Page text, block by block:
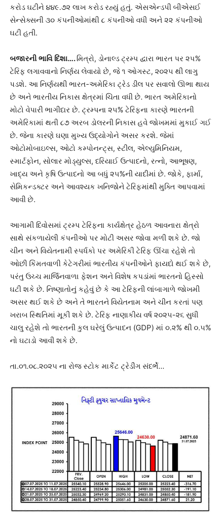
કરોડ ઘટીને ૪૪૯.૭૨ લાખ કરોડ રહ્યું હતું. એસએન્ડપી બીએસઈ
સેન્સેક્સની ૩૦ કંપનીઓમાંથી ૮ કંપનીઓ વધી અને ૨૨ કંપનીઓ
ઘટી હતી.
બજારની ભાવિ દિશા….મિત્રો, ડોનાલ્ડ ટ્રમ્પ દ્વારા ભારત પર ૨૫%
ટેરિફ લગાવવાનો નિર્ણય લેવાયો છે, જે ૧ ઓગસ્ટ, ૨૦૨૫ થી લાગુ
પડશે. આ નિર્ણયથી ભારત-અમેરિકા ટ્રેડ ડીલ પર સવાલો ઊભા થાય
છે અને ભારતીય નિકાસ ક્ષેત્રમાં ચિંતા વધી છે. ભારત અમેરિકાનો
મોટો વેપારી ભાગીદાર છે. ટ્રમ્પના ૨૫% ટેરિફના કારણે ભારતની
અમેરિકામાં થતી ૮૭ અરબ ડોલરની નિકાસ હવે જોખમમાં મુકાઈ ગઈ
છે. જેના કારણે ઘણા મુખ્ય ઉદ્યોગોને અસર કરશે. જેમાં
ઓટોમોબાઇલ્સ, ઓટો કમ્પોનન્ટ્સ, સ્ટીલ, એલ્યુમિનિયમ,
સ્માર્ટફોન, સોલાર મોડ્યુલ્સ, દરિયાઈ ઉત્પાદનો, રત્નો, આભૂષણ,
ખાદ્ય અને કૃષિ ઉત્પાદનો આ બધું ૨૫%ની યાદીમાં છે. જોકે, ફાર્મા,
સેમિકન્ડક્ટર અને આવશ્યક ખનિજોને ટેરિફમાંથી મુક્તિ આપવામાં
આવી છે.
આગામી દિવોસમાં ટ્રમ્પ ટેરિફના કાર્યક્ષેત્ર હેઠળ આવનારા ક્ષેત્રો
સાથે સંકળાયેલી કંપનીઓ પર મોટી અસર જોવા મળી શકે છે. જો
ચીન અને વિયેતનામી સ્પર્ધકો પર અમેરિકી ટેરિફ ઊંચા રહેશે તો
ઓછી કિંમતવાળી કેટેગરીમાં ભારતીય કંપનીઓને ફાયદો થઈ શકે છે,
પરંતુ ઉચ્ચ માર્જિનવાળા ફેશન અને વિશેષ કપડાંમાં ભારતનો હિસ્સો
ઘટી શકે છે. નિષ્ણાતોનું કહેવું છે કે આ ટેરિફની લાંબાગાળે જોખમી
અસર થઈ શકે છે અને તે ભારતને વિયેતનામ અને ચીન કરતાં પણ
ખરાબ સ્થિતિમાં મૂકી શકે છે. ટેરિફ નાણાકીય વર્ષ ૨૦૨૫-૨૬ સુધી
ચાલુ રહેશે તો ભારતની કુલ ઘરેલું ઉત્પાદન (GDP) માં ૦.૨% થી ૦.૫%
નો ઘટાડો આવી શકે છે.
તા.૦૧.૦૮.૨૦૨૫ ના રોજ સ્ટોક માર્કેટ ટ્રેડીંગ સંદર્ભે…